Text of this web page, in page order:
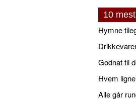
10
Godnat til
Hvem
Alle går